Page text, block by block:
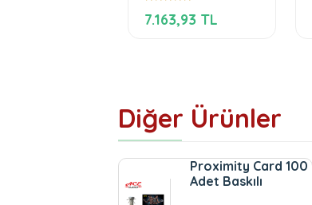
7.163,93 TL
Diğer Ürünler
Proximity Card 100
Adet Baskılı